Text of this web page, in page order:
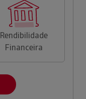
Rendibilidade
Financeira